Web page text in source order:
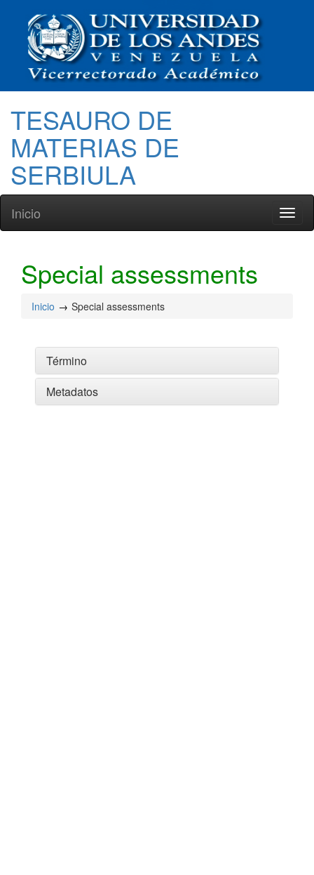
TESAURO DE
MATERIAS DE
SERBIULA
Inicio
Special assessments
Inicio Special assessments
Término
Metadatos